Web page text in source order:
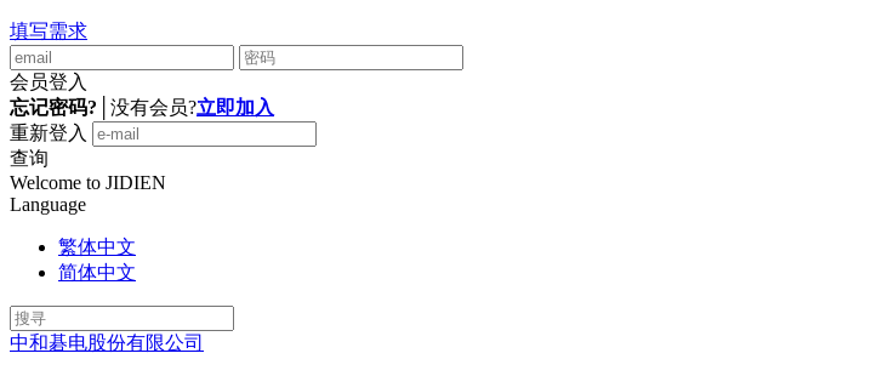
填写需求
会员登入
忘记密码?
没有会员?立即加入
重新登入
查询
Welcome to JIDIEN
Language
繁体中文
简体中文
中和碁电股份有限公司